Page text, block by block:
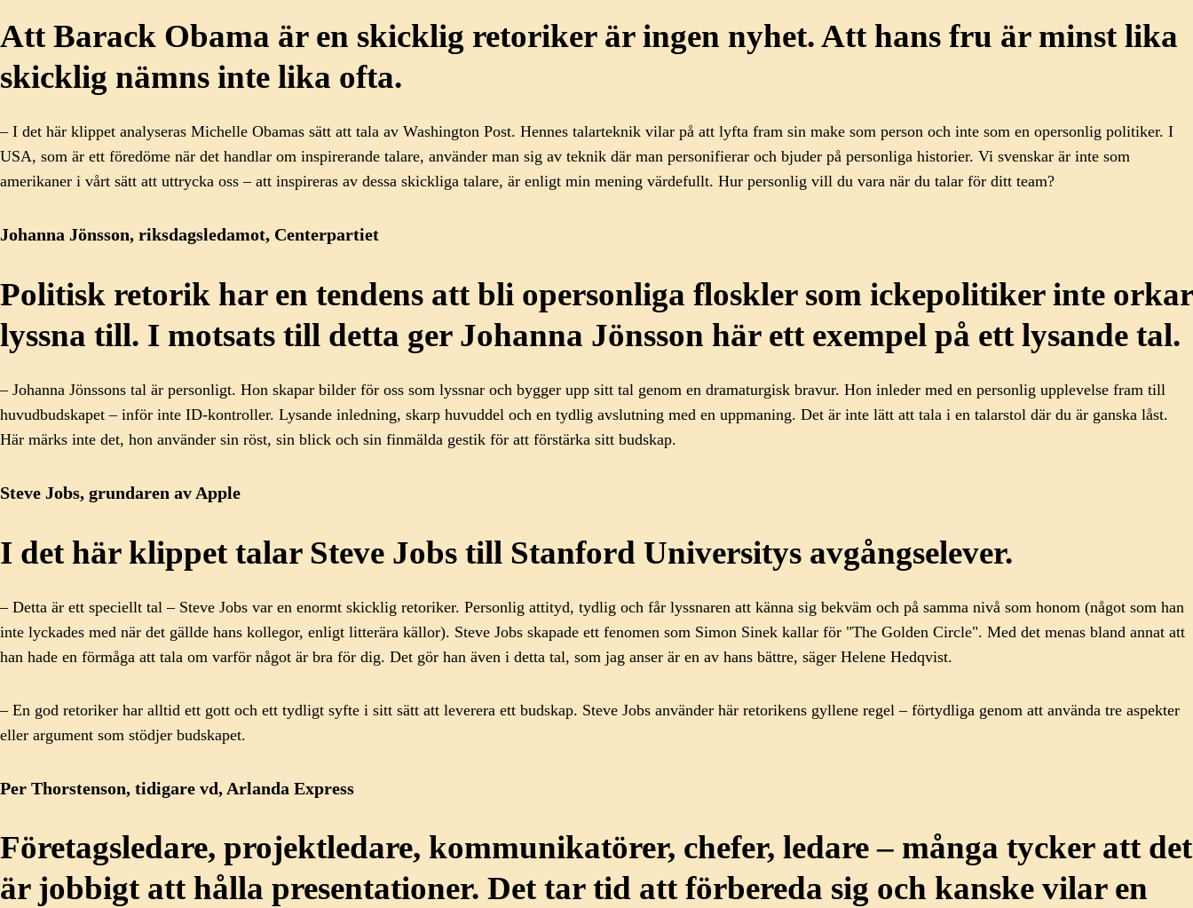
Att Barack Obama är en skicklig retoriker är ingen nyhet. Att hans fru är minst lika
skicklig nämns inte lika ofta.
– I det här klippet analyseras Michelle Obamas sätt att tala av Washington Post. Hennes talarteknik vilar på att lyfta fram sin make som person och inte som en opersonlig politiker. I
USA, som är ett föredöme när det handlar om inspirerande talare, använder man sig av teknik där man personifierar och bjuder på personliga historier. Vi svenskar är inte som
amerikaner i vårt sätt att uttrycka oss – att inspireras av dessa skickliga talare, är enligt min mening värdefullt. Hur personlig vill du vara när du talar för ditt team?
Johanna Jönsson, riksdagsledamot, Centerpartiet
Politisk retorik har en tendens att bli opersonliga floskler som ickepolitiker inte orkar
lyssna till. I motsats till detta ger Johanna Jönsson här ett exempel på ett lysande tal.
– Johanna Jönssons tal är personligt. Hon skapar bilder för oss som lyssnar och bygger upp sitt tal genom en dramaturgisk bravur. Hon inleder med en personlig upplevelse fram till
huvudbudskapet – inför inte ID-kontroller. Lysande inledning, skarp huvuddel och en tydlig avslutning med en uppmaning. Det är inte lätt att tala i en talarstol där du är ganska låst.
Här märks inte det, hon använder sin röst, sin blick och sin finmälda gestik för att förstärka sitt budskap.
Steve Jobs, grundaren av Apple
I det här klippet talar Steve Jobs till Stanford Universitys avgångselever.
– Detta är ett speciellt tal – Steve Jobs var en enormt skicklig retoriker. Personlig attityd, tydlig och får lyssnaren att känna sig bekväm och på samma nivå som honom (något som han
inte lyckades med när det gällde hans kollegor, enligt litterära källor). Steve Jobs skapade ett fenomen som Simon Sinek kallar för "The Golden Circle". Med det menas bland annat att
han hade en förmåga att tala om varför något är bra för dig. Det gör han även i detta tal, som jag anser är en av hans bättre, säger Helene Hedqvist.
– En god retoriker har alltid ett gott och ett tydligt syfte i sitt sätt att leverera ett budskap. Steve Jobs använder här retorikens gyllene regel – förtydliga genom att använda tre aspekter
eller argument som stödjer budskapet.
Per Thorstenson, tidigare vd, Arlanda Express
Företagsledare, projektledare, kommunikatörer, chefer, ledare – många tycker att det
är jobbigt att hålla presentationer. Det tar tid att förbereda sig och kanske vilar en